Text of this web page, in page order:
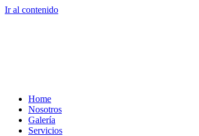
Ir al contenido
Home
Nosotros
Galería
Servicios